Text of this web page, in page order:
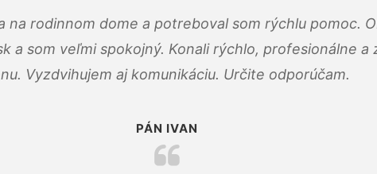
na rodinnom dome a potreboval som rýchlu pomoc.
a som veľmi spokojný. Konali rýchlo, profesionálne a
Vyzdvihujem aj komunikáciu. Určite odporúčam.
PÁN IVAN